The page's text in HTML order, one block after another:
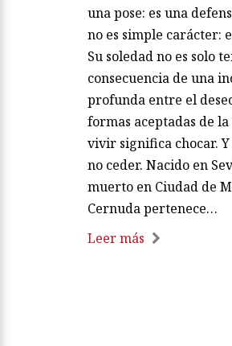
una pose: es una
no es simple carácter:
Su soledad no es solo
consecuencia de una
profunda entre el
formas aceptadas de
vivir significa chocar.
no ceder. Nacido en
muerto en Ciudad de
Cernuda pertenece…
Leer más